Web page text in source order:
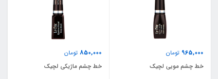
965,000 تومان
خط چشم مویی لچیک
850,000 تومان
خط چشم ماژیکی لچیک